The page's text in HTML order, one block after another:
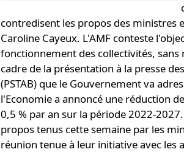
contredisent les propos des ministres
Caroline Cayeux. L'AMF conteste
fonctionnement des collectivités,
cadre de la présentation à la presse
(PSTAB) que le Gouvernement va
l'Economie a annoncé une réduction
0,5 % par an sur la période 2022-
propos tenus cette semaine par les
réunion tenue à leur initiative avec les